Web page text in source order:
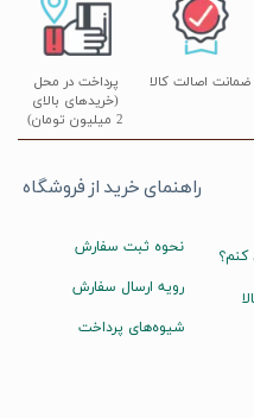
پرداخت در محل
(خریدهای بالای
2 میلیون تومان)
ضمانت اصالت کالا
راهنمای خرید از فروشگاه
نحوه ثبت سفارش
رویه ارسال سفارش
شیوه‌های پرداخت
کنم؟